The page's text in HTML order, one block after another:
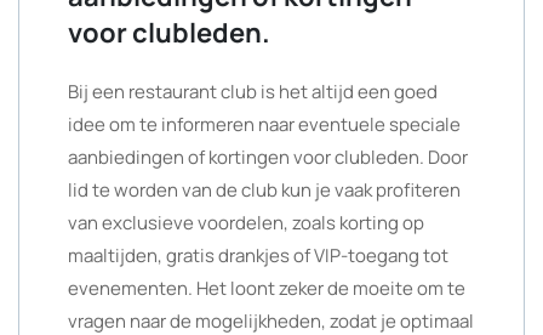
voor clubleden.
Bij een restaurant club is het altijd een goed
idee om te informeren naar eventuele speciale
aanbiedingen of kortingen voor clubleden. Door
lid te worden van de club kun je vaak profiteren
van exclusieve voordelen, zoals korting op
maaltijden, gratis drankjes of VIP-toegang tot
evenementen. Het loont zeker de moeite om te
vragen naar de mogelijkheden, zodat je optimaal